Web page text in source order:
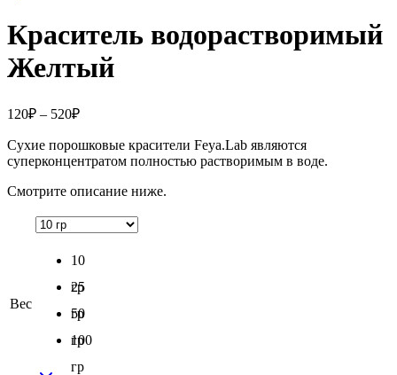
Краситель водорастворимый
Желтый
120₽ – 520₽Диапазон
120₽
–
Сухие порошковые красители Feya.Lab являются
суперконцентратом полностью растворимым в воде.
Смотрите описание ниже.
Вес
10
гр
25
гр
50
гр
100
гр